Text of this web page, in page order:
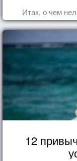
Итак, о чем
12